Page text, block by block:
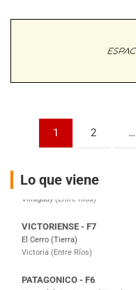
Paginación
entradas
1 2 …
Lo que viene
Trenque Lauquen (Buenos Aires)
Parque de la Velocidad (Asfalto)
Villaguay (Entre Ríos)
El Cerro (Tierra)
Victoria (Entre Ríos)
Moto Club Reginense (Tierra)
Gral. E. Godoy (Río Negro)
Juventud Unida (Tierra)